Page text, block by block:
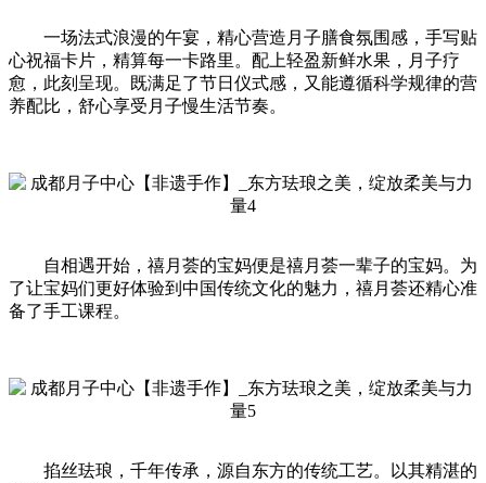
一场法式浪漫的午宴，精心营造月子膳食氛围感，手写贴
心祝福卡片，精算每一卡路里。配上轻盈新鲜水果，月子疗
愈，此刻呈现。既满足了节日仪式感，又能遵循科学规律的营
养配比，舒心享受月子慢生活节奏。
自相遇开始，禧月荟的宝妈便是禧月荟一辈子的宝妈。为
了让宝妈们更好体验到中国传统文化的魅力，禧月荟还精心准
备了手工课程。
掐丝珐琅，千年传承，源自东方的传统工艺。以其精湛的